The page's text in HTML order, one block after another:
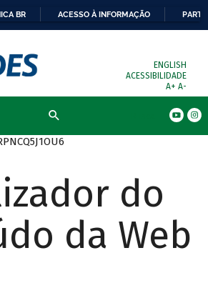
BR ACESSO À INFORMAÇÃO
ENGLISH
ACESSIBILIDADE
A+ A-
do
da Web